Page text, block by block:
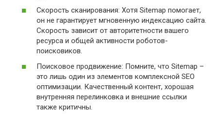
Скорость сканирования: Хотя Sitemap помогает,
он не гарантирует мгновенную индексацию сайта.
Скорость зависит от авторитетности вашего
ресурса и общей активности роботов-
поисковиков.
Поисковое продвижение: Помните, что Sitemap –
это лишь один из элементов комплексной SEO
оптимизации. Качественный контент, хорошая
внутренняя перелинковка и внешние ссылки
также критичны.